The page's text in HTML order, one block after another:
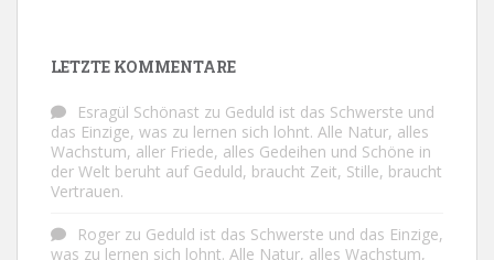
LETZTE KOMMENTARE
Esragül Schönast zu Geduld ist das Schwerste und
das Einzige, was zu lernen sich lohnt. Alle Natur, alles
Wachstum, aller Friede, alles Gedeihen und Schöne in
der Welt beruht auf Geduld, braucht Zeit, Stille, braucht
Vertrauen.
Roger zu Geduld ist das Schwerste und das Einzige,
was zu lernen sich lohnt. Alle Natur, alles Wachstum,